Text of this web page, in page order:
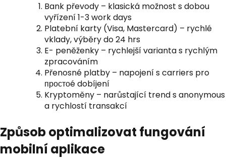
Bank převody – klasická možnost s dobou
vyřízení 1-3 work days
Platební karty (Visa, Mastercard) – rychlé
vklady, výběry do 24 hrs
E- peněženky – rychlejší varianta s rychlým
zpracováním
Přenosné platby – napojení s carriers pro
простоé dobíjení
Kryptoměny – narůstající trend s anonymous
a rychlostí transakcí
Způsob optimalizovat fungování
mobilní aplikace